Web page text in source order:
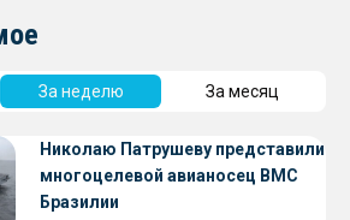
За неделю За месяц
Николаю Патрушеву представили
многоцелевой авианосец ВМС
Бразилии